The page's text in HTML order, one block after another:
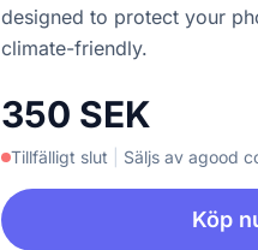
designed to protect your
climate-friendly.
350 SEK
Tillfälligt slut Säljs av agood
Köp